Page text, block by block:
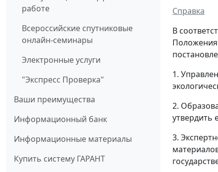
работе
Всероссийские спутниковые
онлайн-семинары
Электронные услуги
"Экспресс Проверка"
Ваши преимущества
Информационный банк
Информационные материалы
Купить систему ГАРАНТ
Справка
В
Положения
1.
2.
утвердить
3.